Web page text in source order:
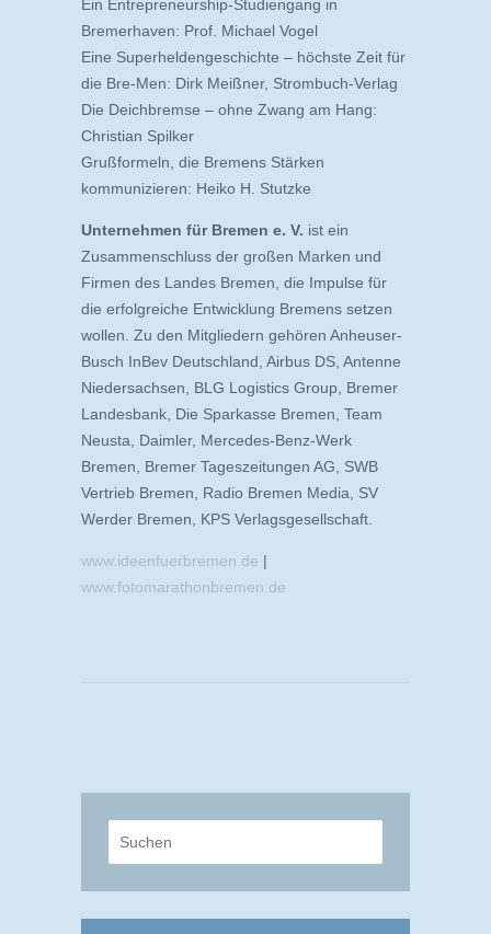
Ein Entrepreneurship-Studiengang in
Bremerhaven: Prof. Michael Vogel
Eine Superheldengeschichte – höchste Zeit für
die Bre-Men: Dirk Meißner, Strombuch-Verlag
Die Deichbremse – ohne Zwang am Hang:
Christian Spilker
Grußformeln, die Bremens Stärken
kommunizieren: Heiko H. Stutzke
Unternehmen für Bremen e. V. ist ein
Zusammenschluss der großen Marken und
Firmen des Landes Bremen, die Impulse für
die erfolgreiche Entwicklung Bremens setzen
wollen. Zu den Mitgliedern gehören Anheuser-
Busch InBev Deutschland, Airbus DS, Antenne
Niedersachsen, BLG Logistics Group, Bremer
Landesbank, Die Sparkasse Bremen, Team
Neusta, Daimler, Mercedes-Benz-Werk
Bremen, Bremer Tageszeitungen AG, SWB
Vertrieb Bremen, Radio Bremen Media, SV
Werder Bremen, KPS Verlagsgesellschaft.
www.ideenfuerbremen.de |
www.fotomarathonbremen.de